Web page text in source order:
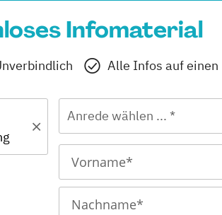
Infomaterial
Alle Infos auf einen
Anrede wählen ... *